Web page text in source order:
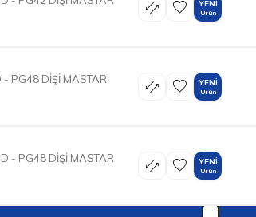
YENI
Ürün
- PG48 DİŞİ MASTAR
YENI
Ürün
- PG48 DİŞİ MASTAR
YENI
Ürün